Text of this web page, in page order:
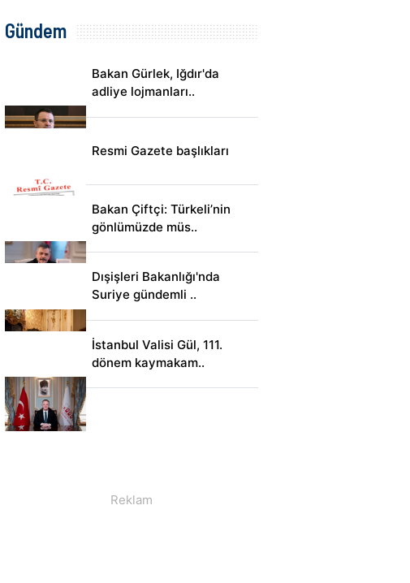
Gündem
Bakan Gürlek, Iğdır'da
adliye lojmanları..
Resmi Gazete başlıkları
Bakan Çiftçi: Türkeli’nin
gönlümüzde müs..
Dışişleri Bakanlığı'nda
Suriye gündemli ..
İstanbul Valisi Gül, 111.
dönem kaymakam..